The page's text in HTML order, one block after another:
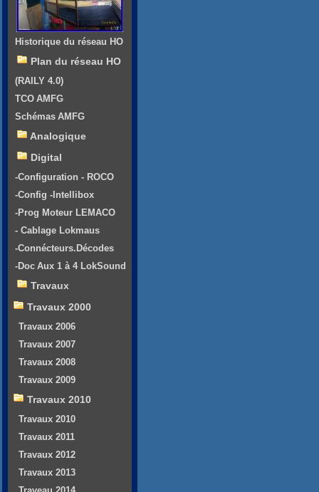
Historique du réseau HO
Plan du réseau HO
(RAILY 4.0)
TCO AMFG
Schémas AMFG
Analogique
Digital
-Configuration - ROCO
-Config -Intellibox
-Prog Moteur LEMACO
- Cablage Lokmaus
-Connécteurs.Décodes
-Doc Aux 1 à 4 LokSound
Travaux
Travaux 2000
Travaux 2006
Travaux 2007
Travaux 2008
Travaux 2009
Travaux 2010
Travaux 2010
Travaux 2011
Travaux 2012
Travaux 2013